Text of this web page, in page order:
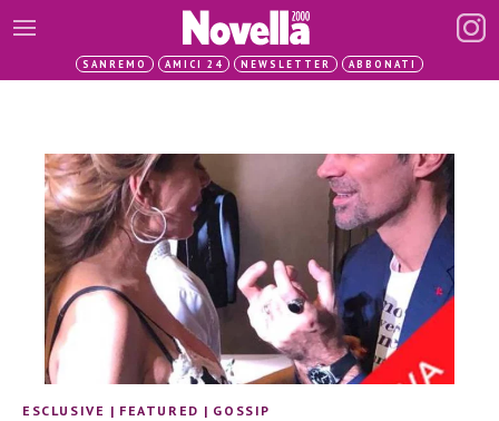
SANREMO AMICI 24 NEWSLETTER ABBONATI
ESCLUSIVE | FEATURED | GOSSIP